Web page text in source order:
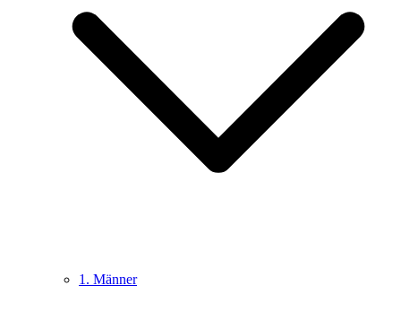
1. Männer